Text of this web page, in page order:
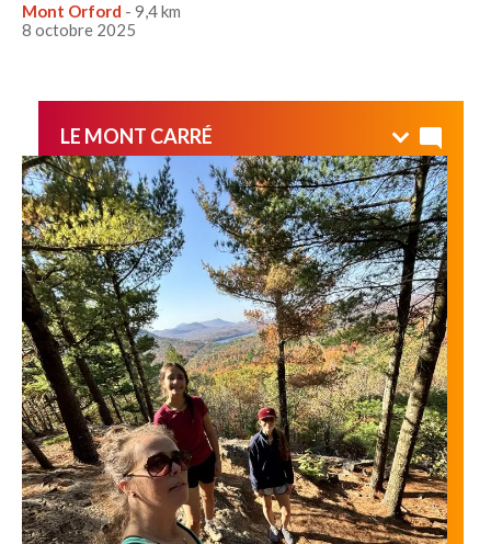
Mont Orford - 9,4 km
8 octobre 2025
LE MONT CARRÉ
Randonne matinale parfaite.